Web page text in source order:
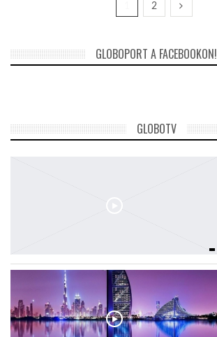
2
GLOBOPORT A FACEBOOKON!
GLOBOTV